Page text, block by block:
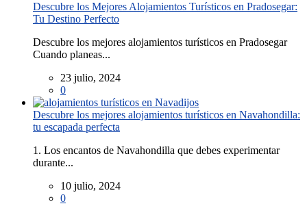
Descubre los Mejores Alojamientos Turísticos en Pradosegar:
Tu Destino Perfecto
Descubre los mejores alojamientos turísticos en Pradosegar
Cuando planeas...
23 julio, 2024
0
Descubre los mejores alojamientos turísticos en Navahondilla:
tu escapada perfecta
1. Los encantos de Navahondilla que debes experimentar
durante...
10 julio, 2024
0